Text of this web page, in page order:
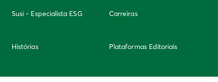
Susi - Especialista ESG Carreiras
Histórias Plataformas Editoriais
Newsletter Integridade